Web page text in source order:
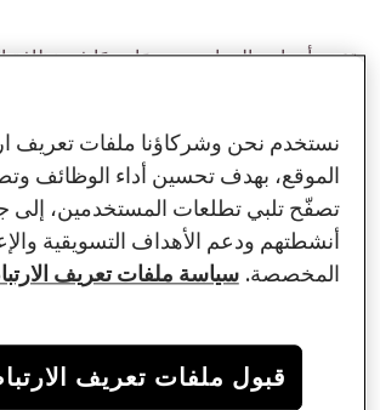
تؤدي أحواض المراحيض دورًا مهمًا في نظافة
بالماء النظيف لتسد غازات الصرف الصحي
ومع ذلك، يمكن أن يكون انسداد حوض
مزعجة وكابوسية. من الروائح الكريهة للغاية
مياه المرحاض، فإنه مشكلة تتطلب اهتمامًا
المحترفة المحلية لإصلاح مشكلة انسداد حوض
مشكلة يمكنك حلها بنفسك.
نستخدم نحن وشركاؤنا ملفات تعريف
الموقع، بهدف تحسين أداء الوظائف
تصفّح تلبي تطلعات المستخدمين، إلى
أنشطتهم ودعم الأهداف التسويقية
المخصصة. سياسة ملفات تعريف
قبول ملفات تعريف